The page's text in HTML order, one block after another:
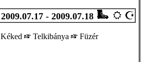
2009.07.17 - 2009.07.18
Kéked Telkibánya
Füzér